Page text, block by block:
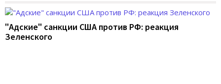
"Адские" санкции США против РФ: реакция
Зеленского